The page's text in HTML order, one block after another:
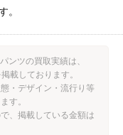
。
ンツの買取実績は、
載しております。
・デザイン・流行り等
す。
、掲載している金額は